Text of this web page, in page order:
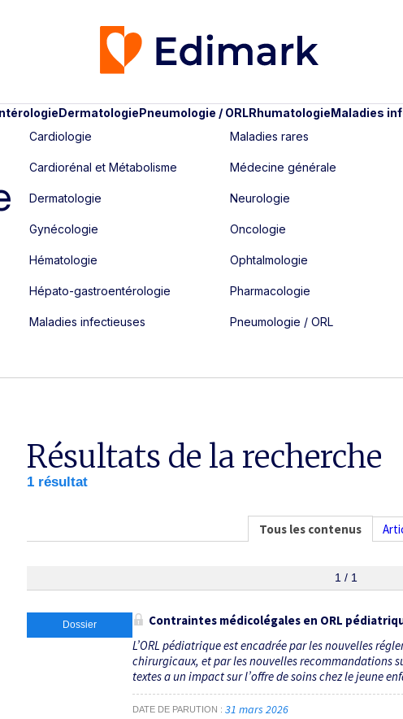
DermatologiePneumologie / ORLRhumatologieMaladies
Cardiologie
Cardiorénal et Métabolisme
Dermatologie
Gynécologie
Hématologie
Hépato-gastroentérologie
Maladies infectieuses
Maladies rares
Médecine générale
Neurologie
Oncologie
Ophtalmologie
Pharmacologie
Pneumologie / ORL
Résultats de la recherche
1 résultat
Tous les contenus
1 / 1
Dossier
Contraintes médicolégales en ORL
L’ORL pédiatrique est encadrée par les nouvelles
chirurgicaux, et par les nouvelles recommandations
textes a un impact sur l’offre de soins chez le jeune
DATE DE PARUTION 31 mars 2026